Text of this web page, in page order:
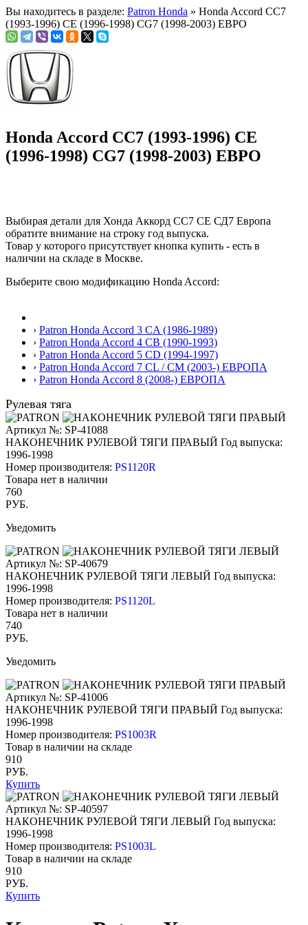
Вы находитесь в разделе: Patron Honda » Honda Accord СС7
(1993-1996) CE (1996-1998) CG7 (1998-2003) ЕВРО
Honda Accord СС7 (1993-1996) CE
(1996-1998) CG7 (1998-2003) ЕВРО
Выбирая детали для Хонда Аккорд СС7 СЕ СД7 Европа
обратите внимание на строку год выпуска.
Товар у которого присутствует кнопка купить - есть в
наличии на складе в Москве.
Выберите свою модификацию Honda Accord:
› Patron Honda Accord 3 CA (1986-1989)
› Patron Honda Accord 4 CB (1990-1993)
› Patron Honda Accord 5 CD (1994-1997)
› Patron Honda Accord 7 CL / CM (2003-) ЕВРОПА
› Patron Honda Accord 8 (2008-) ЕВРОПА
Рулевая тяга
Артикул №: SP-41088
НАКОНЕЧНИК РУЛЕВОЙ ТЯГИ ПРАВЫЙ Год выпуска:
1996-1998
Номер производителя: PS1120R
Товара нет в наличии
760
РУБ.
Уведомить
Артикул №: SP-40679
НАКОНЕЧНИК РУЛЕВОЙ ТЯГИ ЛЕВЫЙ Год выпуска:
1996-1998
Номер производителя: PS1120L
Товара нет в наличии
740
РУБ.
Уведомить
Артикул №: SP-41006
НАКОНЕЧНИК РУЛЕВОЙ ТЯГИ ПРАВЫЙ Год выпуска:
1996-1998
Номер производителя: PS1003R
Товар в наличии на складе
910
РУБ.
Купить
Артикул №: SP-40597
НАКОНЕЧНИК РУЛЕВОЙ ТЯГИ ЛЕВЫЙ Год выпуска:
1996-1998
Номер производителя: PS1003L
Товар в наличии на складе
910
РУБ.
Купить